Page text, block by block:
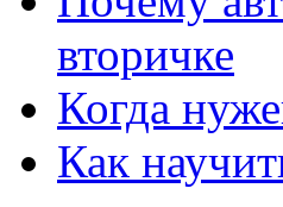
вторичке
Когда
Как